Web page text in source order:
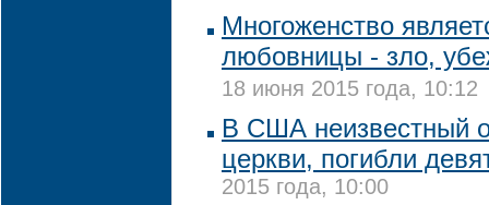
Многоженство
любовницы - зло,
18 июня 2015 года, 10:12
В США неизвестный
церкви, погибли
2015 года, 10:00